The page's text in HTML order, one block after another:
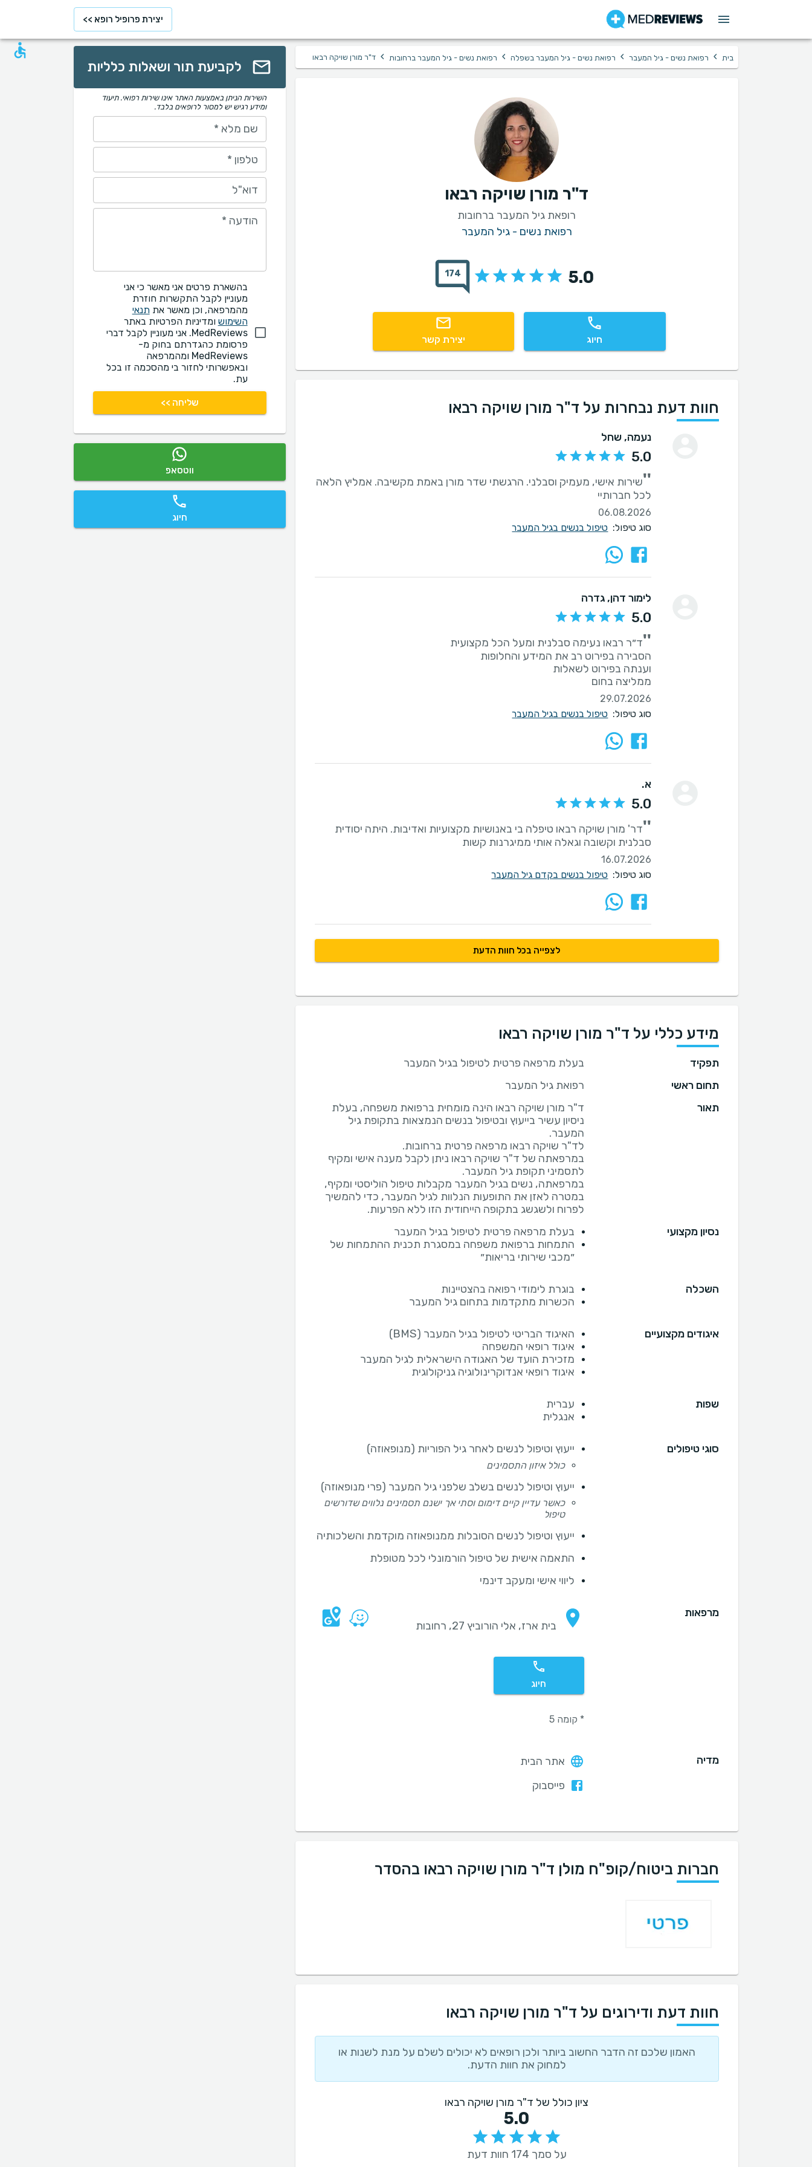
יצירת פרופיל רופא >>
בית › רפואת נשים - גיל המעבר › רפואת נשים - גיל המעבר בשפלה › רפואת נשים - גיל המעבר ברחובות › ד"ר מורן שויקה רבאו
ד"ר מורן שויקה רבאו
רופאת גיל המעבר ברחובות
רפואת נשים - גיל המעבר
5.0
174
חיוג יצירת קשר
חוות דעת נבחרות על ד"ר מורן שויקה רבאו
נעמה, שחל
5.0
''שירות אישי, מעמיק וסבלני. הרגשתי שדר מורן באמת מקשיבה. אמליץ הלאה
לכל חברותיי
06.08.2026
סוג טיפול: טיפול בנשים בגיל המעבר
לימור דהן, גדרה
5.0
''
ממליצה בחום
29.07.2026
סוג טיפול: טיפול בנשים בגיל המעבר
א.
5.0
''דר' מורן שויקה רבאו טיפלה בי באנושיות מקצועיות ואדיבות. היתה יסודית
סבלנית וקשובה וגאלה אותי ממיגרנות קשות
16.07.2026
סוג טיפול: טיפול בנשים בקדם גיל המעבר
לצפייה בכל חוות הדעת
מידע כללי על ד"ר מורן שויקה רבאו
תפקיד
בעלת מרפאה פרטית לטיפול בגיל המעבר
תחום ראשי
רפואת גיל המעבר
תאור
ד"ר מורן שויקה רבאו הינה מומחית ברפואת משפחה, בעלת
ניסיון עשיר בייעוץ ובטיפול בנשים הנמצאות בתקופת גיל
במרפאתה של ד"ר שויקה רבאו ניתן לקבל מענה אישי ומקיף
במרפאתה, נשים בגיל המעבר מקבלות טיפול הוליסטי ומקיף,
במטרה לאזן את התופעות הנלוות לגיל המעבר, כדי להמשיך
לפרוח ולשגשג בתקופה הייחודית הזו ללא הפרעות.
נסיון מקצועי
בעלת מרפאה פרטית לטיפול בגיל המעבר
התמחות ברפואת משפחה במסגרת תכנית ההתמחות של
״מכבי שירותי בריאות״
השכלה
בוגרת לימודי רפואה בהצטיינות
הכשרות מתקדמות בתחום גיל המעבר
איגודים מקצועיים
האיגוד הבריטי לטיפול בגיל המעבר (BMS)
איגוד רופאי המשפחה
מזכירת הועד של האגודה הישראלית לגיל המעבר
איגוד רופאי אנדוקרינולוגיה גניקולוגית
שפות
עברית
אנגלית
סוגי טיפולים ייעוץ וטיפול לנשים לאחר גיל הפוריות (מנופאוזה)
כולל איזון התסמינים
ייעוץ וטיפול לנשים בשלב שלפני גיל המעבר (פרי מנופאוזה)
כאשר עדיין קיים דימום וסתי אך ישנם תסמינים נלווים שדורשים
טיפול
ייעוץ וטיפול לנשים הסובלות ממנופאוזה מוקדמת והשלכותיה
התאמה אישית של טיפול הורמונלי לכל מטופלת
ליווי אישי ומעקב דינמי
מרפאות
בית ארז, אלי הורוביץ 27, רחובות
חיוג
* קומה 5
מדיה
אתר הבית
פייסבוק
חברות ביטוח/קופ"ח מולן ד"ר מורן שויקה רבאו בהסדר
חוות דעת ודירוגים על ד"ר מורן שויקה רבאו
האמון שלכם זה הדבר החשוב ביותר ולכן רופאים לא יכולים לשלם על מנת לשנות או
למחוק את חוות הדעת.
ציון כולל של ד"ר מורן שויקה רבאו
5.0
על סמך 174 חוות דעת
לקביעת תור ושאלות כלליות
השירות הניתן באמצעות האתר אינו שירות רפואי. תיעוד
ומידע רגיש יש למסור לרופאים בלבד.
שם מלא *
טלפון *
דוא"ל
הודעה *
בהשארת פרטים אני מאשר כי אני
מעוניין לקבל התקשרות חוזרת
מהמרפאה, וכן מאשר אתתנאי
השימוש ומדיניות הפרטיות באתר
MedReviews. אני מעוניין לקבל דברי
פרסומת כהגדרתם בחוק מ-
MedReviews ומהמרפאה
ובאפשרותי לחזור בי מהסכמה זו בכל
עת.
שליחה >>
ווטסאפ
חיוג